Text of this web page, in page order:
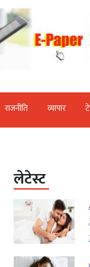
राजनीति व्‍यापार
लेटेस्ट